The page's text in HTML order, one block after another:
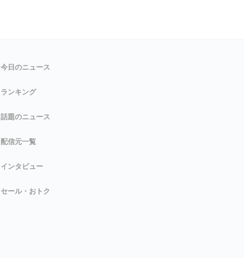
今日のニュース
ランキング
話題のニュース
配信元一覧
インタビュー
セール・おトク